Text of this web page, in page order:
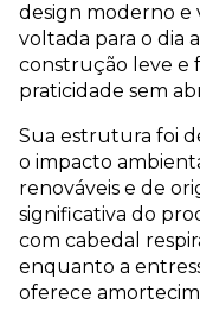
design moderno e
voltada para o dia
construção leve e
praticidade sem
Sua estrutura foi
o impacto
renováveis e de
significativa do
com cabedal
enquanto a
oferece